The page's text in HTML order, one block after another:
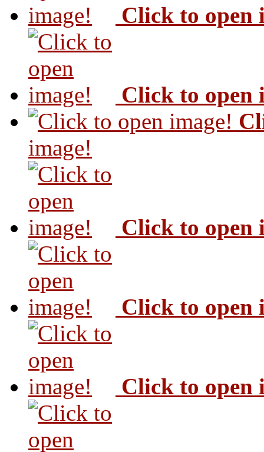
Click to open
Click to open
image!
Click to open
Click to open
Click to open